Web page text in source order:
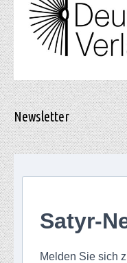
Newsletter
Satyr-
Melden Sie sich